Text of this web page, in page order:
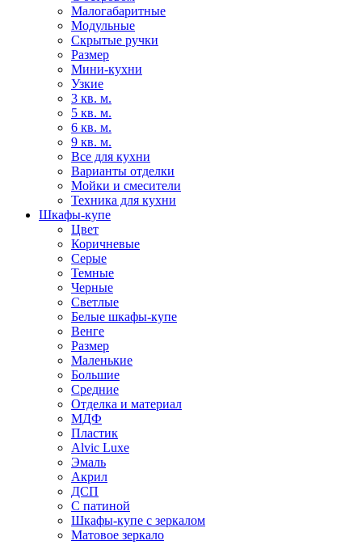
Малогабаритные
Модульные
Скрытые ручки
Размер
Мини-кухни
Узкие
3 кв. м.
5 кв. м.
6 кв. м.
9 кв. м.
Все для кухни
Варианты отделки
Мойки и смесители
Техника для кухни
Шкафы-купе
Цвет
Коричневые
Серые
Темные
Черные
Светлые
Белые шкафы-купе
Венге
Размер
Маленькие
Большие
Средние
Отделка и материал
МДФ
Пластик
Alvic Luxe
Эмаль
Акрил
ДСП
С патиной
Шкафы-купе с зеркалом
Матовое зеркало